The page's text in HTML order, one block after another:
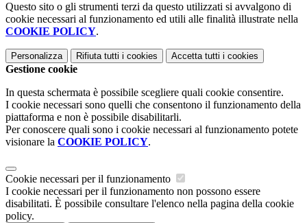
Questo sito o gli strumenti terzi da questo utilizzati si avvalgono di
cookie necessari al funzionamento ed utili alle finalità illustrate nella
COOKIE POLICY.
Personalizza Rifiuta tutti i cookies Accetta tutti i cookies
Gestione cookie
In questa schermata è possibile scegliere quali cookie consentire.
I cookie necessari sono quelli che consentono il funzionamento della
piattaforma e non è possibile disabilitarli.
Per conoscere quali sono i cookie necessari al funzionamento potete
visionare la COOKIE POLICY.
Cookie necessari per il funzionamento
I cookie necessari per il funzionamento non possono essere
disabilitati. È possibile consultare l'elenco nella pagina della cookie
policy.